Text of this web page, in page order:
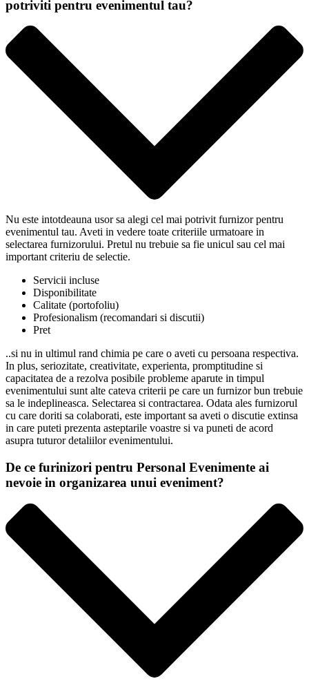
potriviti pentru evenimentul tau?
Nu este intotdeauna usor sa alegi cel mai potrivit furnizor pentru
evenimentul tau. Aveti in vedere toate criteriile urmatoare in
selectarea furnizorului. Pretul nu trebuie sa fie unicul sau cel mai
important criteriu de selectie.
Servicii incluse
Disponibilitate
Calitate (portofoliu)
Profesionalism (recomandari si discutii)
Pret
..si nu in ultimul rand chimia pe care o aveti cu persoana respectiva.
In plus, seriozitate, creativitate, experienta, promptitudine si
capacitatea de a rezolva posibile probleme aparute in timpul
evenimentului sunt alte cateva criterii pe care un furnizor bun trebuie
sa le indeplineasca. Selectarea si contractarea. Odata ales furnizorul
cu care doriti sa colaborati, este important sa aveti o discutie extinsa
in care puteti prezenta asteptarile voastre si va puneti de acord
asupra tuturor detaliilor evenimentului.
De ce furinizori pentru Personal Evenimente ai
nevoie in organizarea unui eveniment?